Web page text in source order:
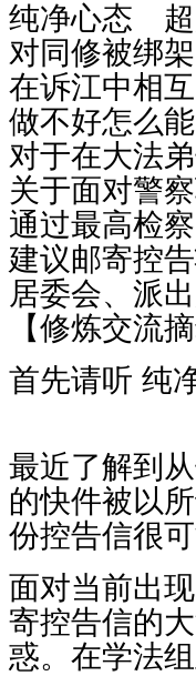
纯净心态 超
对同修被绑
在诉江中相
做不好怎么
对于在大法
关于面对警
通过最高检
建议邮寄控
居委会、派
【修炼交流
首先请听 纯
最近了解到
的快件被以
份控告信很
面对当前出
寄控告信的
惑。在学法